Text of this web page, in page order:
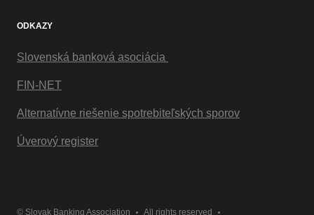
ODKAZY
Slovenská banková asociácia
FIN-NET
Alternatívne riešenie spotrebiteľských sporov
Úverový register
© Slovak Banking Association All rights reserved